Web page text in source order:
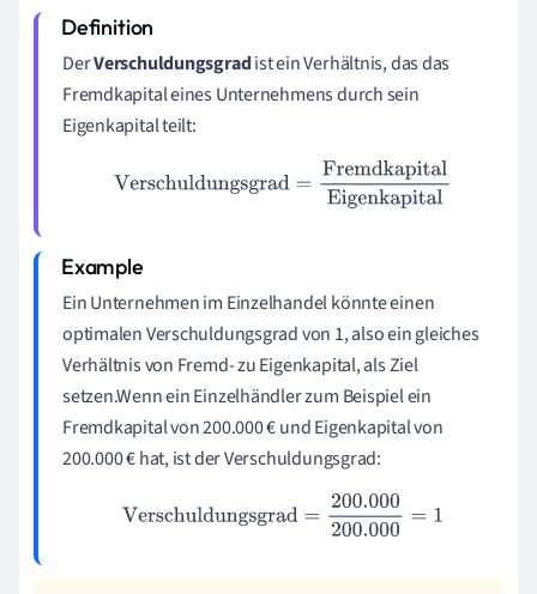
DerVerschuldungsgradist ein Verhältnis, das das
Fremdkapital eines Unternehmens durch sein
Eigenkapital teilt:
Verschuldungsgrad=FremdkapitalEigenkapital
Ein Unternehmen im Einzelhandel könnte einen
optimalen Verschuldungsgrad von 1, also ein gleiches
Verhältnis von Fremd- zu Eigenkapital, als Ziel
setzen.Wenn ein Einzelhändler zum Beispiel ein
Fremdkapital von 200.000 € und Eigenkapital von
200.000 € hat, ist der Verschuldungsgrad:
Verschuldungsgrad=200.000200.000=1